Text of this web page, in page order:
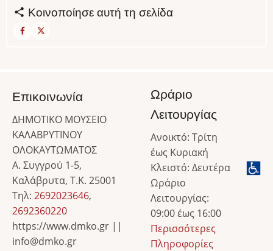
Κοινοποίησε αυτή τη σελίδα
Επικοινωνία
ΔΗΜΟΤΙΚΟ ΜΟΥΣΕΙΟ
ΚΑΛΑΒΡΥΤΙΝΟΥ
ΟΛΟΚΑΥΤΩΜΑΤΟΣ
Α. Συγγρού 1-5,
Καλάβρυτα, Τ.Κ. 25001
Τηλ: 2692023646,
2692360220
https://www.dmko.gr ||
info@dmko.gr
Ωράριο
Λειτουργίας
Ανοικτό: Τρίτη
έως Κυριακή
Κλειστό: Δευτέρα
Ωράριο
Λειτουργίας:
09:00 έως 16:00
Περισσότερες
Πληροφορίες